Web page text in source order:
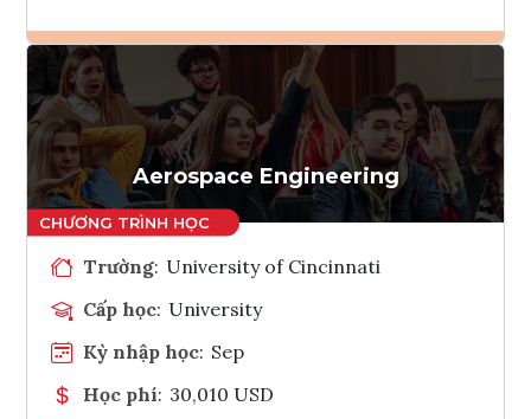
Ghi danh
Tham vấn Interlink
Aerospace Engineering
Trường: University of Cincinnati
Cấp học: University
Kỳ nhập học: Sep
Học phí: 30,010 USD